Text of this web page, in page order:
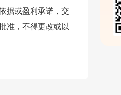
据或盈利承诺，交
准，不得更改或以